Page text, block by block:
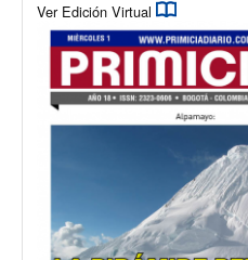
Ver Edición Virtual